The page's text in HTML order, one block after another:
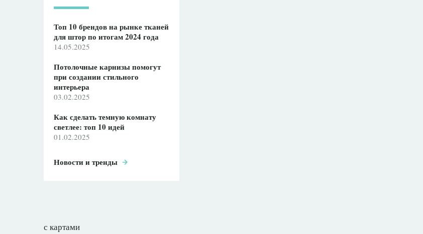
Топ 10 брендов на рынке тканей
для штор по итогам 2024 года
14.05.2025
Потолочные карнизы помогут
при создании стильного
интерьера
03.02.2025
Как сделать темную комнату
светлее: топ 10 идей
01.02.2025
Новости и тренды
с картами